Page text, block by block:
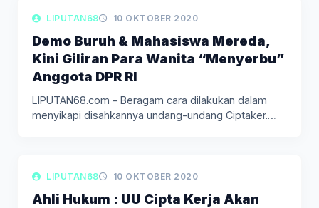
LIPUTAN SELEB & LIFESTYLE
LIPUTAN68 10 OKTOBER 2020
Demo Buruh & Mahasiswa Mereda,
Kini Giliran Para Wanita “Menyerbu”
Anggota DPR RI
LIPUTAN68.com – Beragam cara dilakukan dalam
menyikapi disahkannya undang-undang Ciptaker.
LIPUTAN BERITA
LIPUTAN68 10 OKTOBER 2020
Ahli Hukum : UU Cipta Kerja Akan